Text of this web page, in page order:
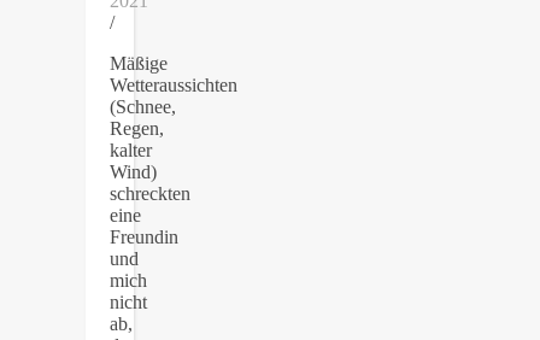
/
Mäßige
Wetteraussichten
(Schnee,
Regen,
kalter
Wind)
schreckten
eine
Freundin
und
mich
nicht
ab,